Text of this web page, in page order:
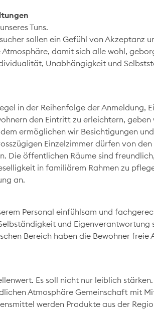
Tuns.
sollen ein Gefühl von Akzeptanz
damit sich alle wohl,
Unabhängigkeit und
in der Reihenfolge der Anmeldung,
den Eintritt zu erleichtern,
ermöglichen wir Besichtigungen
Einzelzimmer dürfen von
Die öffentlichen Räume sind
in familiärem Rahmen zu
an.
Personal einfühlsam und
und Eigenverantwortung
Bereich haben die Bewohner freie
Es soll nicht nur leiblich
Atmosphäre Gemeinschaft mit
werden Produkte aus der